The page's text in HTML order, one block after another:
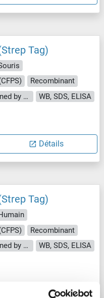
Tag)
Recombinant
approximately 70-80 % as determined by SDS PAGE, Western Blot and analytical SEC (HPLC).
WB, SDS, ELISA
Détails
Tag)
Recombinant
approximately 70-80 % as determined by SDS PAGE, Western Blot and analytical SEC (HPLC).
WB, SDS, ELISA
Détails